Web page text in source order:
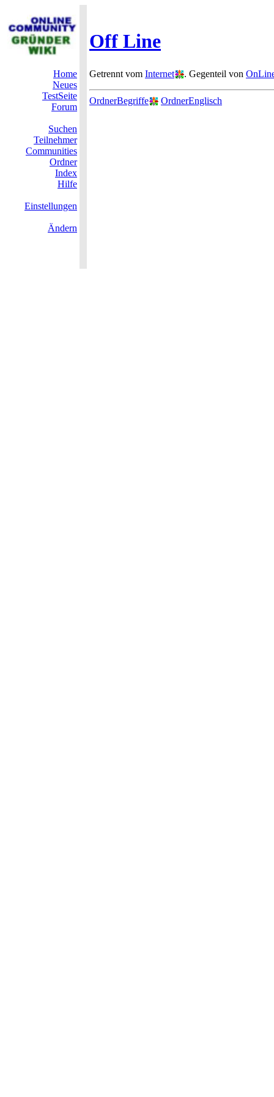
Off Line
Home
Neues
TestSeite
Forum
Suchen
Teilnehmer
Communities
Ordner
Index
Hilfe
Einstellungen
Ändern
Getrennt vom Internet . Gegenteil von
OrdnerBegriffe OrdnerEnglisch